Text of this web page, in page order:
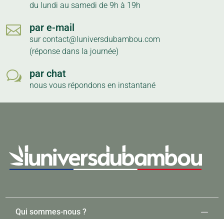
du lundi au samedi de 9h à 19h
 par e-mail
sur contact@luniversdubambou.com
(réponse dans la journée)
w par chat
nous vous répondons en instantané
Qui sommes-nous ?